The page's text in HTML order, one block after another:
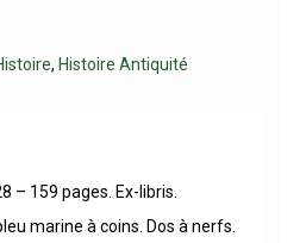
, Histoire Antiquité
– 159 pages. Ex-libris.
marine à coins. Dos à nerfs.